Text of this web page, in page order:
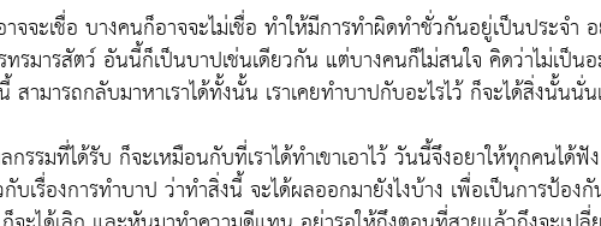
จะเชื่อ บางคนก็อาจจะไม่เชื่อ ทำให้มีการทำผิดทำชั่วกันอยู่เป็นประจำ
รมารสัตว์ อันนี้ก็เป็นบาปเช่นเดียวกัน แต่บางคนก็ไม่สนใจ คิดว่าไม่เป็นอ
ามารถกลับมาหาเราได้ทั้งนั้น เราเคยทำบาปกับอะไรไว้ ก็จะได้สิ่งนั้นนั่น
กรรมที่ได้รับ ก็จะเหมือนกับที่เราได้ทำเขาเอาไว้ วันนี้จึงอยาให้ทุกคนได้ฟัง
เรื่องการทำบาป ว่าทำสิ่งนี้ จะได้ผลออกมายังไงบ้าง เพื่อเป็นการป้องกั